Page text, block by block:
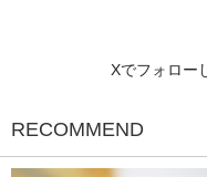
Xでフォロー
RECOMMEND